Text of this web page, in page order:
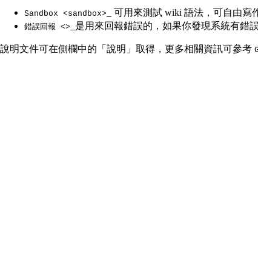
Sandbox <sandbox> _ 可用來測試 wiki 語法，可自由寫
錯誤回報 <> _是用來回報錯誤的，如果你發現系統有錯
說明文件可在側欄中的「說明」取得，更多相關資訊可參考